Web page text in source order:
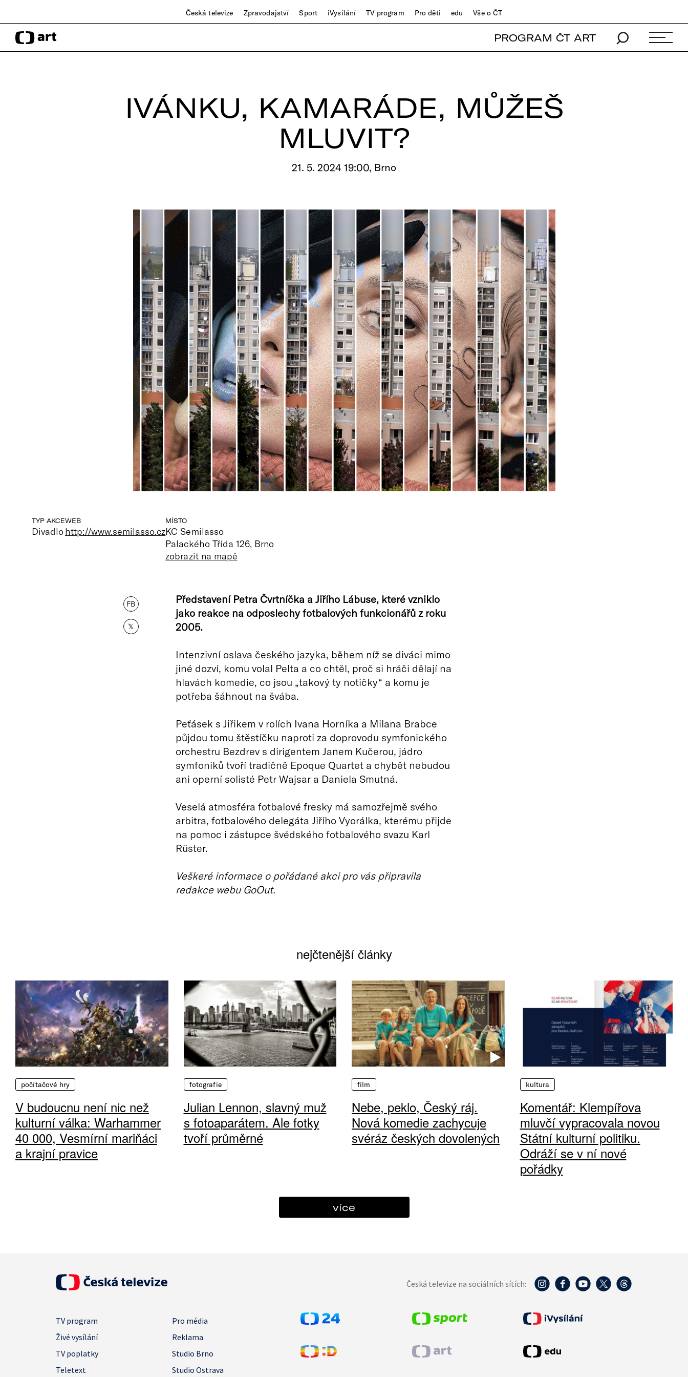
Česká televize Zpravodajství Sport iVysílání TV program Pro děti edu Vše o ČT
PROGRAM ČT ART
IVÁNKU, KAMARÁDE, MŮŽEŠ
MLUVIT?
21. 5. 2024 19:00, Brno
TYP AKCE
Divadlo
WEB
http://www.semilasso.cz
MÍSTO
KC Semilasso
Palackého Třída 126, Brno
zobrazit na mapě
FB
𝕏
Představení Petra Čvrtníčka a Jiřího Lábuse, které vzniklo
jako reakce na odposlechy fotbalových funkcionářů z roku
2005.
Intenzivní oslava českého jazyka, během níž se diváci mimo
jiné dozví, komu volal Pelta a co chtěl, proč si hráči dělají na
hlavách komedie, co jsou „takový ty notičky“ a komu je
potřeba šáhnout na švába.
Peťásek s Jiřikem v rolích Ivana Horníka a Milana Brabce
půjdou tomu štěstíčku naproti za doprovodu symfonického
orchestru Bezdrev s dirigentem Janem Kučerou, jádro
symfoniků tvoří tradičně Epoque Quartet a chybět nebudou
ani operní solisté Petr Wajsar a Daniela Smutná.
Veselá atmosféra fotbalové fresky má samozřejmě svého
arbitra, fotbalového delegáta Jiřího Vyorálka, kterému přijde
na pomoc i zástupce švédského fotbalového svazu Karl
Rüster.
Veškeré informace o pořádané akci pro vás připravila
redakce webu GoOut.
nejčtenější články
počítačové hry
V budoucnu není nic než
kulturní válka: Warhammer
40 000, Vesmírní mariňáci
a krajní pravice
fotografie
Julian Lennon, slavný muž
s fotoaparátem. Ale fotky
tvoří průměrné
film
Nebe, peklo, Český ráj.
Nová komedie zachycuje
svéráz českých dovolených
kultura
Komentář: Klempířova
mluvčí vypracovala novou
Státní kulturní politiku.
Odráží se v ní nové
pořádky
více
Česká televize na sociálních sítích:
TV program
Pro média
Živé vysílání
Reklama
TV poplatky
Studio Brno
Teletext
Studio Ostrava